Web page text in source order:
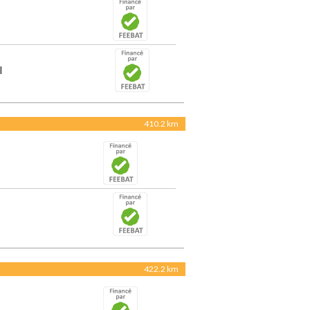
410.2 km
422.2 km